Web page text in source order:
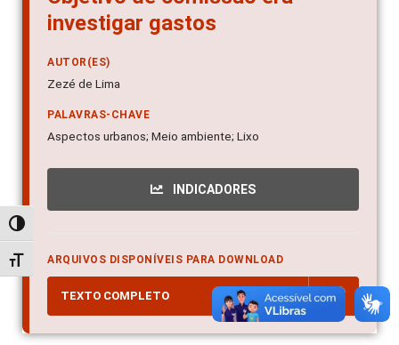
Alternar alto contraste
Alternar tamanho da fonte
investigar gastos
AUTOR(ES)
Zezé de Lima
PALAVRAS-CHAVE
Aspectos urbanos; Meio ambiente; Lixo
INDICADORES
ARQUIVOS DISPONÍVEIS PARA DOWNLOAD
TEXTO COMPLETO PDF